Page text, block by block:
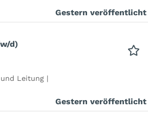
Gestern veröffentlicht
d)
Leitung |
Gestern veröffentlicht